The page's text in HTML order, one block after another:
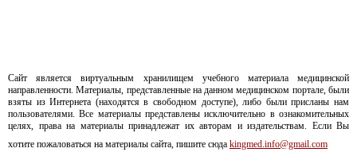
Сайт является виртуальным хранилищем учебного материала медицинской
направленности. Материалы, представленные на данном медицинском портале, были
взяты из Интернета (находятся в свободном доступе), либо были присланы нам
пользователями. Все материалы представлены исключительно в ознакомительных
целях, права на материалы принадлежат их авторам и издательствам. Если Вы
хотите пожаловаться на материалы сайта, пишите сюда kingmed.info@gmail.com